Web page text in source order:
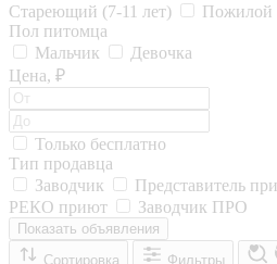
Стареющий (7-11 лет)
Пожилой
Пол питомца
Мальчик
Девочка
Цена, ₽
Только бесплатно
Тип продавца
Заводчик
Представитель
РЕКО приют
Заводчик ПРО
Показать объявления
Сортировка
Фильтры